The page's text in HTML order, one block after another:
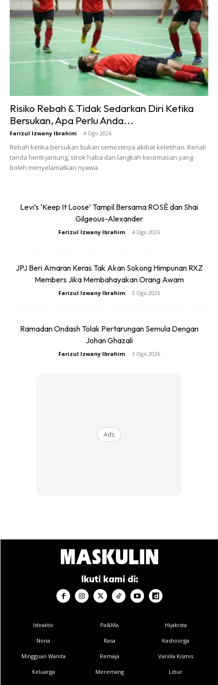
telefon bimbit sebelum tidur, malah tidur terlalu lewat
menyebabkan jam biologikal tubuh ataucircadian rhythm
menjadi bercelaru.
Apabila jam dalaman ini terganggu, otak sukar berehat
Akibatnya, tidur jadi ringan dan tidak memberikan kesan
pemulihan tenaga yang optimum.
Tekanan Minda & Stres Yang Tidak
Dilepaskan
Walaupun mata terpejam, otak sebenarnya masih aktif
‘bekerja’. Keadaan ini membuatkan tidur anda tidak
Ads
kesihatan.
Risiko Rebah & Tidak Sedarkan Diri Ketika
Bersukan, Apa Perlu Anda...
Farizul Izwany Ibrahim - 4 Ogo 2026
Rebah ketika bersukan bukan semestinya akibat keletihan. Kenali
tanda henti jantung, strok haba dan langkah kecemasan yang
boleh menyelamatkan nyawa.
Levi’s ‘Keep It Loose’ Tampil Bersama ROSÉ dan Shai
Gilgeous-Alexander
Farizul Izwany Ibrahim - 4 Ogo 2026
JPJ Beri Amaran Keras Tak Akan Sokong Himpunan RXZ
Members Jika Membahayakan Orang Awam
Farizul Izwany Ibrahim - 3 Ogo 2026
Ramadan Ondash Tolak Pertarungan Semula Dengan
Johan Ghazali
Farizul Izwany Ibrahim - 3 Ogo 2026
Ads
Ikuti kami di:
Ideaktiv
Nona
Mingguan Wanita
Keluarga
Pa&Ma
Rasa
Remaja
Meremang
Hijabista
Kashoorga
Vanilla Kismis
Libur